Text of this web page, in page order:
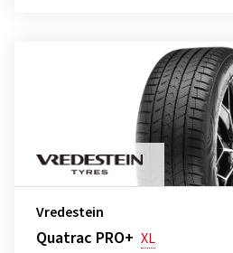
Vredestein
Quatrac PRO+ XL